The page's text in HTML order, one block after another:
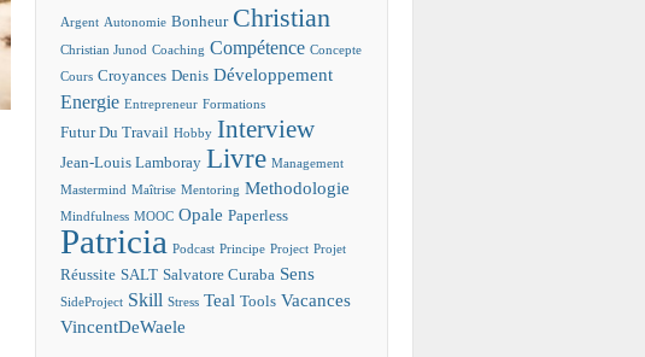
Argent Autonomie Bonheur Christian
Christian Junod Coaching Compétence Concepte
Cours Croyances Denis Développement
Energie Entrepreneur Formations
Futur Du Travail Hobby Interview
Jean-Louis Lamboray Livre Management
Mastermind Maîtrise Mentoring Methodologie
Mindfulness MOOC Opale Paperless
Patricia Podcast Principe Project Projet
Réussite SALT Salvatore Curaba Sens
SideProject Skill Stress Teal Tools Vacances
VincentDeWaele